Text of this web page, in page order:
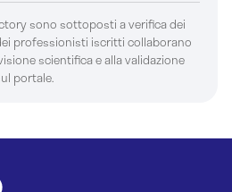
sono sottoposti a verifica dei
professionisti iscritti collaborano
scientifica e alla validazione
portale.